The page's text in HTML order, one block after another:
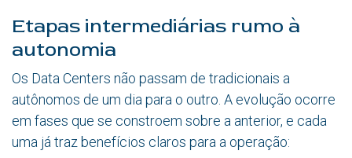
Etapas intermediárias rumo à
autonomia
Os Data Centers não passam de tradicionais a
autônomos de um dia para o outro. A evolução ocorre
em fases que se constroem sobre a anterior, e cada
uma já traz benefícios claros para a operação: